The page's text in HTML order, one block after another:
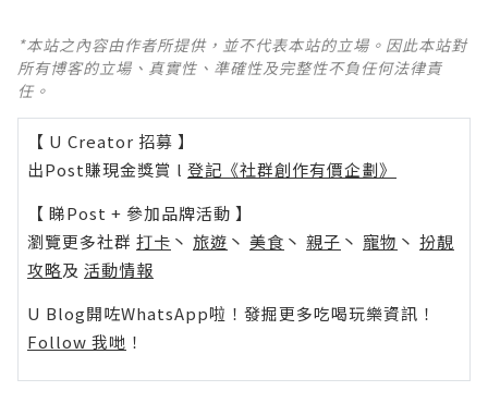
*本站之內容由作者所提供，並不代表本站的立場。因此本站對
所有博客的立場、真實性、準確性及完整性不負任何法律責
任。
【 U Creator 招募 】
出Post賺現金獎賞 l 登記《社群創作有價企劃》
【 睇Post + 參加品牌活動 】
瀏覽更多社群 打卡 丶 旅遊 丶 美食 丶 親子 丶 寵物 丶 扮靚
攻略及 活動情報
U Blog開咗WhatsApp啦！發掘更多吃喝玩樂資訊！
Follow 我哋 ！